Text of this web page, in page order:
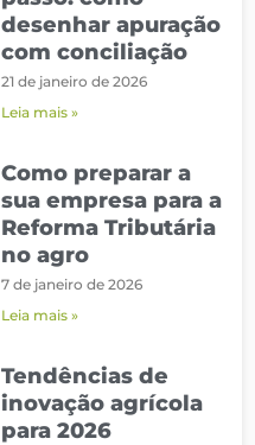
desenhar apuração
com conciliação
21 de janeiro de 2026
Leia mais »
Como preparar a
sua empresa para a
Reforma Tributária
no agro
7 de janeiro de 2026
Leia mais »
Tendências de
inovação agrícola
para 2026